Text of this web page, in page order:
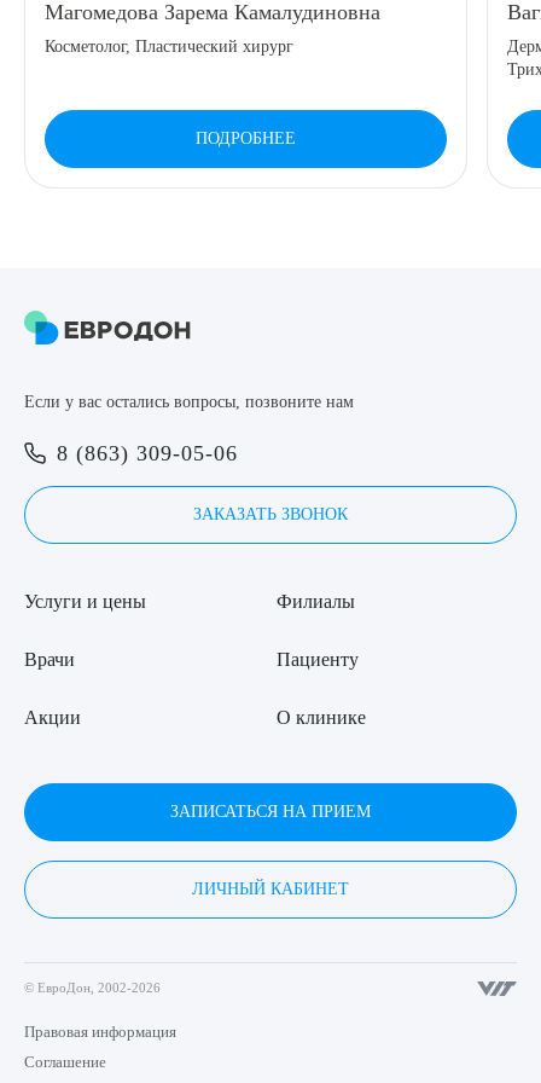
8 (863) 309-05-06
ЗАКАЗАТЬ ЗВОНОК
ЗАПИСЬ ОНЛАЙН
Магомедова Зарема Камалудиновна
Косметолог, Пластический хирург
ПОДРОБНЕЕ
Если у вас остались вопросы, позвоните нам
8 (863) 309-05-06
ЗАКАЗАТЬ ЗВОНОК
Услуги и цены
Врачи
Акции
Филиалы
Пациенту
О клинике
ЗАПИСАТЬСЯ НА ПРИЕМ
ЛИЧНЫЙ КАБИНЕТ
© ЕвроДон, 2002-2026
Правовая информация
Соглашение
ОТПРАВИТЬ
Я даю согласие наобработку персональных данных